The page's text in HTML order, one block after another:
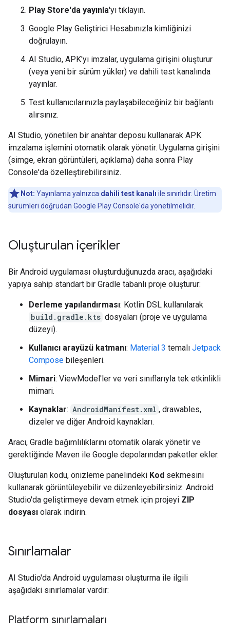
Play Store'da yayınla'yı tıklayın.
Google Play Geliştirici Hesabınızla kimliğinizi
doğrulayın.
AI Studio, APK'yı imzalar, uygulama girişini oluşturur
(veya yeni bir sürüm yükler) ve dahili test kanalında
yayınlar.
Test kullanıcılarınızla paylaşabileceğiniz bir bağlantı
alırsınız.
AI Studio, yönetilen bir anahtar deposu kullanarak APK
imzalama işlemini otomatik olarak yönetir. Uygulama girişini
(simge, ekran görüntüleri, açıklama) daha sonra Play
Console'da özelleştirebilirsiniz.
Not: Yayınlama yalnızca dahili test kanalı ile sınırlıdır. Üretim
sürümleri doğrudan Google Play Console'da yönetilmelidir.
Oluşturulan içerikler
Bir Android uygulaması oluşturduğunuzda aracı, aşağıdaki
yapıya sahip standart bir Gradle tabanlı proje oluşturur:
Derleme yapılandırması: Kotlin DSL kullanılarak
build.gradle.kts dosyaları (proje ve uygulama
düzeyi).
Kullanıcı arayüzü katmanı: Material 3 temalı Jetpack
Compose bileşenleri.
Mimari: ViewModel'ler ve veri sınıflarıyla tek etkinlikli
mimari.
Kaynaklar: AndroidManifest.xml , drawables,
dizeler ve diğer Android kaynakları.
Aracı, Gradle bağımlılıklarını otomatik olarak yönetir ve
gerektiğinde Maven ile Google depolarından paketler ekler.
Oluşturulan kodu, önizleme panelindeki Kod sekmesini
kullanarak görüntüleyebilir ve düzenleyebilirsiniz. Android
Studio'da geliştirmeye devam etmek için projeyi ZIP
dosyası olarak indirin.
Sınırlamalar
AI Studio'da Android uygulaması oluşturma ile ilgili
aşağıdaki sınırlamalar vardır:
Platform sınırlamaları